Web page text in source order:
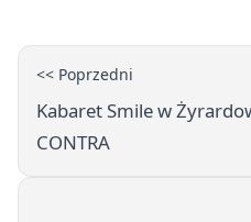
<< Poprzedni
Kabaret Smile w
CONTRA